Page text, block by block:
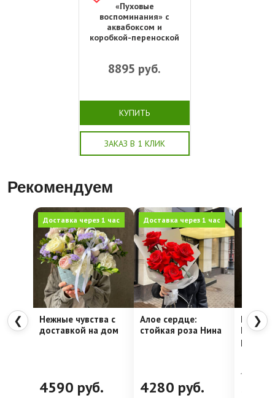
«Пуховые
воспоминания» с
аквабоксом и
коробкой-переноской
8895 руб.
КУПИТЬ
ЗАКАЗ В 1 КЛИК
Рекомендуем
❮
Доставка через 1 час
Нежные чувства с
доставкой на дом
4590 руб.
Доставка через 1 час
Алое сердце:
стойкая роза Нина
4280 руб.
Недели
4762
❯